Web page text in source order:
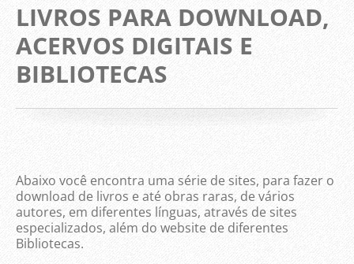
LIVROS PARA DOWNLOAD,
ACERVOS DIGITAIS E
BIBLIOTECAS
Abaixo você encontra uma série de sites, para fazer o
download de livros e até obras raras, de vários
autores, em diferentes línguas, através de sites
especializados, além do website de diferentes
Bibliotecas.